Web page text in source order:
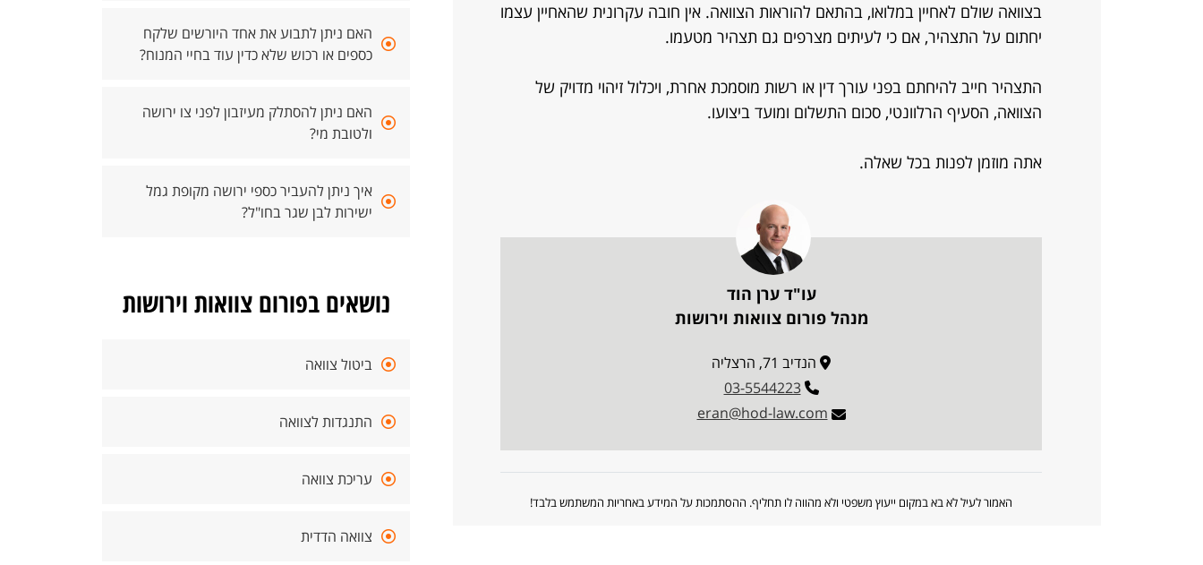
בצוואה שולם לאחיין במלואו, בהתאם להוראות הצוואה. אין חובה עקרונית שהאחיין עצמו
יחתום על התצהיר, אם כי לעיתים מצרפים גם תצהיר מטעמו.
התצהיר חייב להיחתם בפני עורך דין או רשות מוסמכת אחרת, ויכלול זיהוי מדויק של
הצוואה, הסעיף הרלוונטי, סכום התשלום ומועד ביצועו.
אתה מוזמן לפנות בכל שאלה.
עו"ד ערן הוד
מנהל פורום צוואות וירושות
הנדיב 71, הרצליה
03-5544223
eran@hod-law.com
האמור לעיל לא בא במקום ייעוץ משפטי ולא מהווה לו תחליף. ההסתמכות על המידע באחריות המשתמש בלבד!
האם ניתן לתבוע את אחד היורשים שלקח
כספים או רכוש שלא כדין עוד בחיי המנוח?
האם ניתן להסתלק מעיזבון לפני צו ירושה
ולטובת מי?
איך ניתן להעביר כספי ירושה מקופת גמל
ישירות לבן שגר בחו"ל?
נושאים בפורום צוואות וירושות
ביטול צוואה
התנגדות לצוואה
עריכת צוואה
צוואה הדדית